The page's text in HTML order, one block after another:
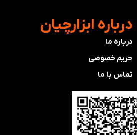
​درباره ابزارچیان
درباره ما
حریم خصوصی
تماس با ما